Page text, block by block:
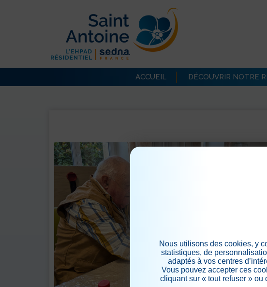
ACCUEIL DÉCOUVRIR NOTRE
Nous utilisons des cookies, y
statistiques, de
adaptés à vos centres
Vous pouvez accepter ces
cliquant sur « tout refuser »